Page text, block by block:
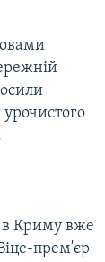
в Криму вже
прем'єр